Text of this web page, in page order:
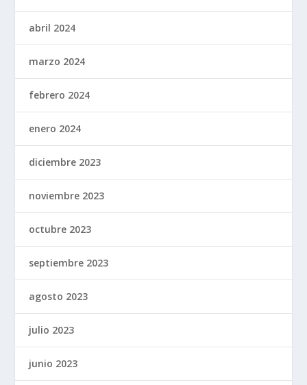
abril 2024
marzo 2024
febrero 2024
enero 2024
diciembre 2023
noviembre 2023
octubre 2023
septiembre 2023
agosto 2023
julio 2023
junio 2023